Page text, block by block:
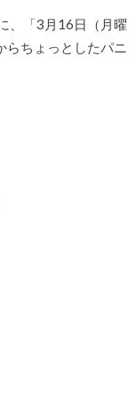
、「3月16日（月曜
らちょっとしたパニ